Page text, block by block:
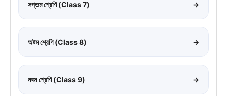
সপ্তম শ্রেণি (Class 7) →
অষ্টম শ্রেণি (Class 8) →
নবম শ্রেণি (Class 9) →